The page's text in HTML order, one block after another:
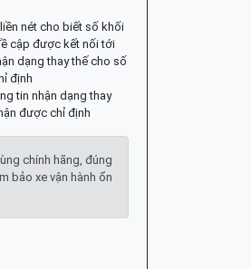
liền nét cho biết số khối
cập được kết nối tới
dạng thay thế cho số
định
tin nhận dạng thay
được chỉ định
chính hãng, đúng
bảo xe vận hành ổn